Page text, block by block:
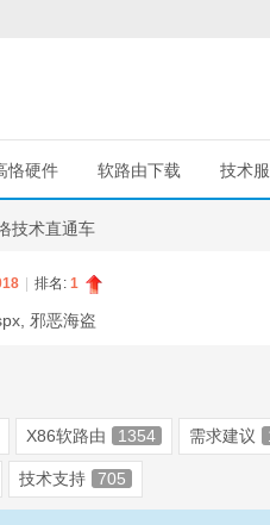
恪硬件 软路由下载 技术
技术直通车
排名: 1
邪恶海盗
X86软路由 1354 需求建议
技术支持 705